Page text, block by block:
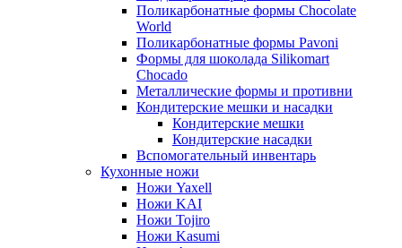
Поликарбонатные формы Chocolate
World
Поликарбонатные формы Pavoni
Формы для шоколада Silikomart
Chocado
Металлические формы и противни
Кондитерские мешки и насадки
Кондитерские мешки
Кондитерские насадки
Вспомогательный инвентарь
Кухонные ножи
Ножи Yaxell
Ножи KAI
Ножи Tojiro
Ножи Kasumi